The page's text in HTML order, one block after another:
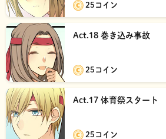
25コイン
Act.18 巻き込み事故
25コイン
Act.17 体育祭スタート
25コイン